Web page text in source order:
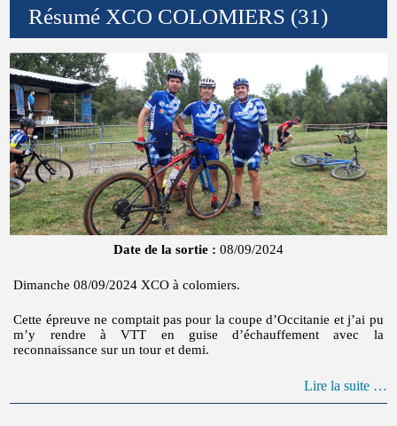
Résumé XCO COLOMIERS (31)
Date de la sortie : 08/09/2024
Dimanche 08/09/2024 XCO à colomiers.
Cette épreuve ne comptait pas pour la coupe d’Occitanie et j’ai pu
m’y rendre à VTT en guise d’échauffement avec la
reconnaissance sur un tour et demi.
Lire la suite …